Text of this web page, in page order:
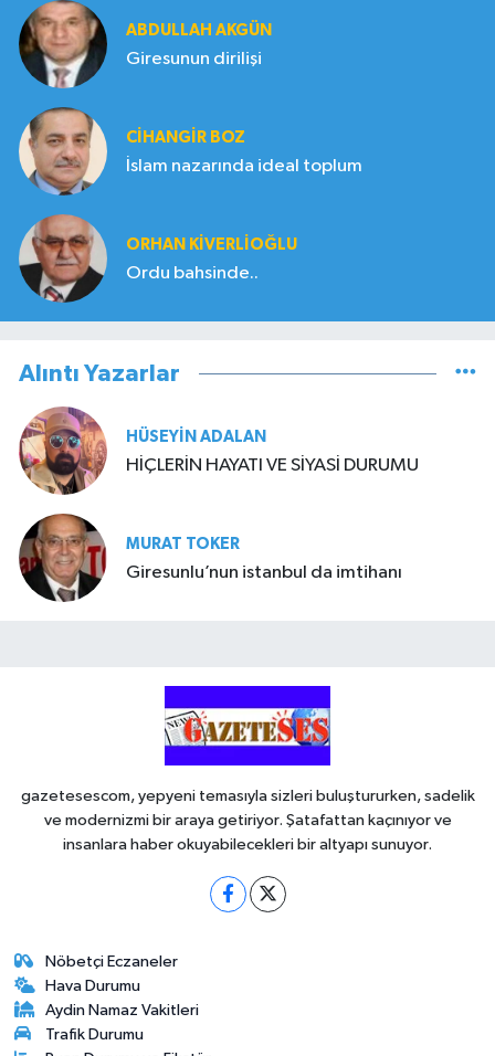
ABDULLAH AKGÜN
Giresunun dirilişi
CIHANGIR BOZ
İslam nazarında ideal toplum
ORHAN KIVERLIOĞLU
Ordu bahsinde..
Alıntı Yazarlar
HÜSEYIN ADALAN
HİÇLERİN HAYATI VE SİYASİ DURUMU
MURAT TOKER
Giresunlu’nun istanbul da imtihanı
gazetesescom, yepyeni temasıyla sizleri buluştururken, sadelik
ve modernizmi bir araya getiriyor. Şatafattan kaçınıyor ve
insanlara haber okuyabilecekleri bir altyapı sunuyor.
Nöbetçi Eczaneler
Hava Durumu
Aydin Namaz Vakitleri
Trafik Durumu